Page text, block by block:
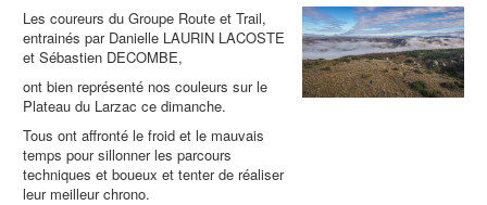
Les coureurs du Groupe Route et Trail,
entrainés par Danielle LAURIN LACOSTE
et Sébastien DECOMBE,
ont bien représenté nos couleurs sur le
Plateau du Larzac ce dimanche.
Tous ont affronté le froid et le mauvais
temps pour sillonner les parcours
techniques et boueux et tenter de réaliser
leur meilleur chrono.